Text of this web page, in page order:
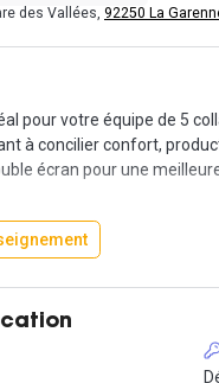
des Vallées, 92250 La
pour votre équipe de 5
à concilier confort,
écran pour une
d'accès à des phone-box
en train depuis la ville
plus d'informations ou